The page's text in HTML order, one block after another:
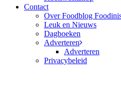
Contact
Over Foodblog
Leuk en Nieuws
Dagboeken
Adverteren
Adverteren
Privacybeleid